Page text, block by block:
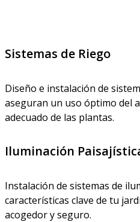
Sistemas de Riego
Diseño e instalación de
aseguran un uso óptimo del
adecuado de las plantas.
Iluminación
Instalación de sistemas de
características clave de tu
acogedor y seguro.